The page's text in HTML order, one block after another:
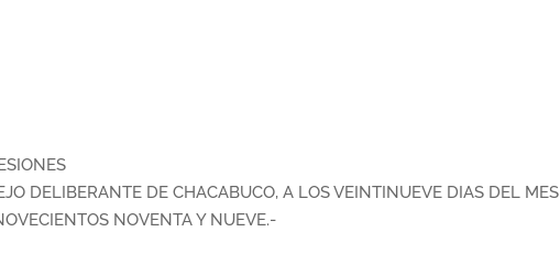
DELIBERANTE DE CHACABUCO, A LOS VEINTINUEVE DIAS DEL MES
NOVENTA Y NUEVE.-